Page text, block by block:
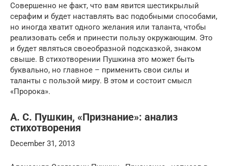
Совершенно не факт, что вам явится шестикрылый
серафим и будет наставлять вас подобными способами,
но иногда хватит одного желания или таланта, чтобы
реализовать себя и принести пользу окружающим. Это
и будет являться своеобразной подсказкой, знаком
свыше. В стихотворении Пушкина это может быть
буквально, но главное – применить свои силы и
таланты с пользой миру. В этом и состоит смысл
«Пророка».
А. С. Пушкин, «Признание»: анализ
стихотворения
December 31, 2013